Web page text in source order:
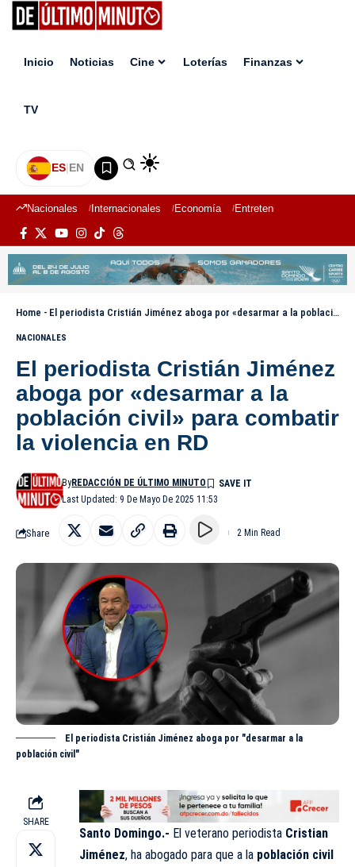
Inicio Noticias Cine Loterías Finanzas
TV
ES|EN
Nacionales Internacionales Economía Entretenimiento
Home - El periodista Cristián Jiménez aboga por «desarmar a la población civil» para combatir la violencia en RD
NACIONALES
El periodista Cristián Jiménez
aboga por «desarmar a la
población civil» para combatir
la violencia en RD
Last Updated: 9 De Mayo De 2025 11:53
ByREDACCIÓN DE ÚLTIMO MINUTO
Share 2 Min Read
El periodista Cristián Jiménez aboga por "desarmar a la
población civil"
SHARE
Santo Domingo.- El veterano periodista Cristian
Jiménez, ha abogado para que a la población civil